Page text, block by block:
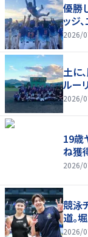
優勝
ッジ
2026/
土に
ルー
2026/
19歳
ね獲
2026/
競泳
道。
2026/